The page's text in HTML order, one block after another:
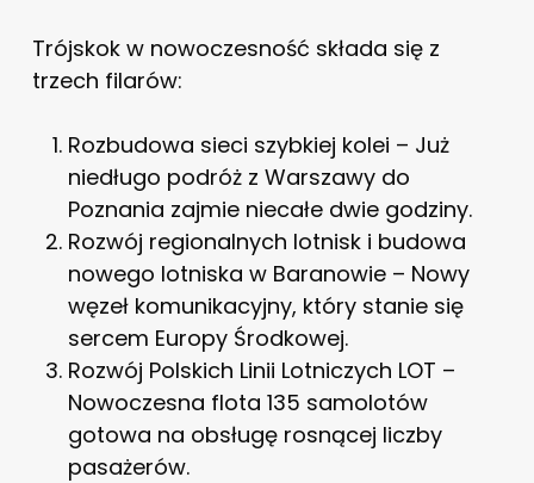
Trójskok w nowoczesność składa się z
trzech filarów:
Rozbudowa sieci szybkiej kolei – Już
niedługo podróż z Warszawy do
Poznania zajmie niecałe dwie godziny.
Rozwój regionalnych lotnisk i budowa
nowego lotniska w Baranowie – Nowy
węzeł komunikacyjny, który stanie się
sercem Europy Środkowej.
Rozwój Polskich Linii Lotniczych LOT –
Nowoczesna flota 135 samolotów
gotowa na obsługę rosnącej liczby
pasażerów.